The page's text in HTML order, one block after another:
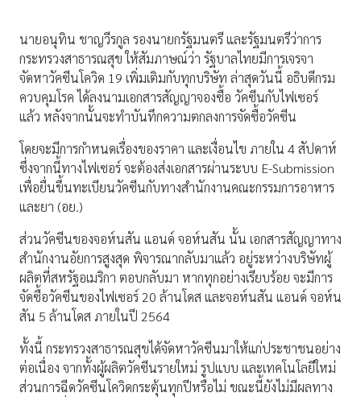
นายอนุทิน ชาญวีรกูล รองนายกรัฐมนตรี และรัฐมนตรีว่าการ
กระทรวงสาธารณสุข ให้สัมภาษณ์ว่า รัฐบาลไทยมีการเจรจา
จัดหาวัคซีนโควิด 19 เพิ่มเติมกับทุกบริษัท ล่าสุดวันนี้ อธิบดีกรม
ควบคุมโรค ได้ลงนามเอกสารสัญญาจองซื้อ วัคซีนกับไฟเซอร์
แล้ว หลังจากนั้นจะทำบันทึกความตกลงการจัดซื้อวัคซีน
โดยจะมีการกำหนดเรื่องของราคา และเงื่อนไข ภายใน 4 สัปดาห์
ซึ่งจากนี้ทางไฟเซอร์ จะต้องส่งเอกสารผ่านระบบ E-Submission
เพื่อยื่นขึ้นทะเบียนวัคซีนกับทางสำนักงานคณะกรรมการอาหาร
และยา (อย.)
ส่วนวัคซีนของจอห์นสัน แอนด์ จอห์นสัน นั้น เอกสารสัญญาทาง
สำนักงานอัยการสูงสุด พิจารณากลับมาแล้ว อยู่ระหว่างบริษัทผู้
ผลิตที่สหรัฐอเมริกา ตอบกลับมา หากทุกอย่างเรียบร้อย จะมีการ
จัดซื้อวัคซีนของไฟเซอร์ 20 ล้านโดส และจอห์นสัน แอนด์ จอห์น
สัน 5 ล้านโดส ภายในปี 2564
ทั้งนี้ กระทรวงสาธารณสุขได้จัดหาวัคซีนมาให้แก่ประชาชนอย่าง
ต่อเนื่อง จากทั้งผู้ผลิตวัคซีนรายใหม่ รูปแบบ และเทคโนโลยีใหม่
ส่วนการฉีดวัคซีนโควิดกระตุ้นทุกปีหรือไม่ ขณะนี้ยังไม่มีผลทาง